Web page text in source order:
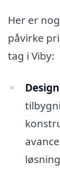
Her er
påvirke
tag i Viby: